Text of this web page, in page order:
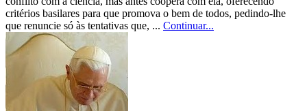
critérios basilares para que promova o bem de todos, pedindo-lhe
que renuncie só às tentativas que, ... Continuar...